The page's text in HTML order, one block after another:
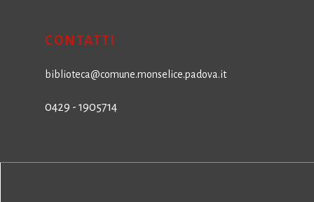
CONTATTI
biblioteca@comune.monselice.padova.it
0429 - 1905714